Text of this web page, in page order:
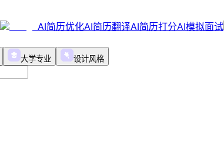
AI简历优化AI简历翻译AI简历打分AI模拟面试
大学专业 设计风格